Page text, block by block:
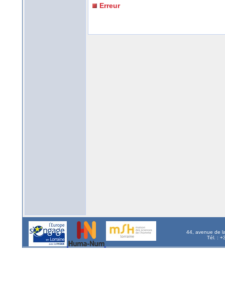
Erreur
44, avenue de
Tél. :